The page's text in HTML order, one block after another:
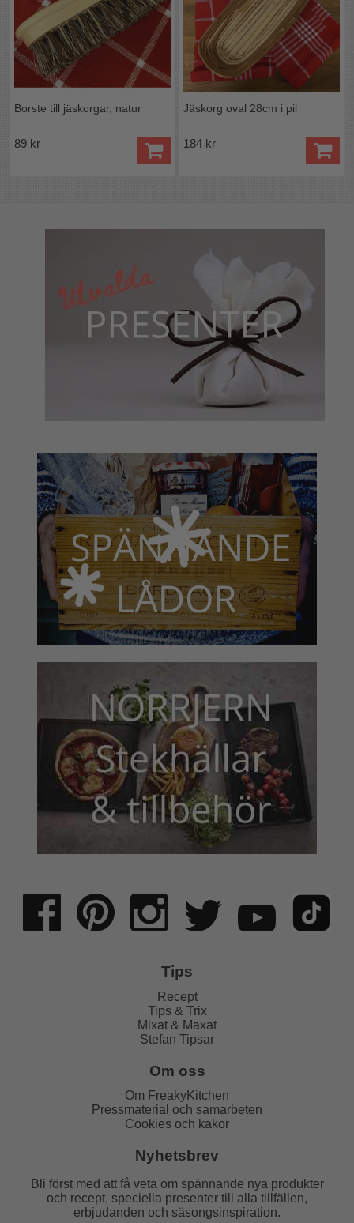
Borste till jäskorgar, natur
89 kr
Jäskorg oval 28cm i pil
184 kr
Tips
Recept
Tips & Trix
Mixat & Maxat
Stefan Tipsar
Om oss
Om FreakyKitchen
Pressmaterial och samarbeten
Cookies och kakor
Nyhetsbrev
Bli först med att få veta om spännande nya produkter
och recept, speciella presenter till alla tillfällen,
erbjudanden och säsongsinspiration.